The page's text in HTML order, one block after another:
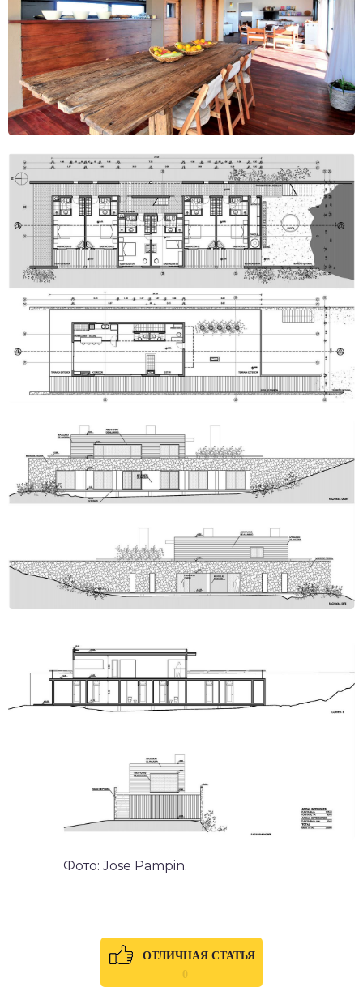
Фото: Jose Pampin.
ОТЛИЧНАЯ СТАТЬЯ
0